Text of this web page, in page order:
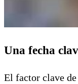
Una fecha
El factor clave